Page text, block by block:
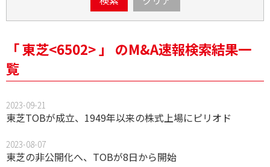
「 東芝<6502> 」 のM&A速報検索結果一
覧
2023-09-21
東芝TOBが成立、1949年以来の株式上場にピリオド
2023-08-07
東芝の非公開化へ、TOBが8日から開始